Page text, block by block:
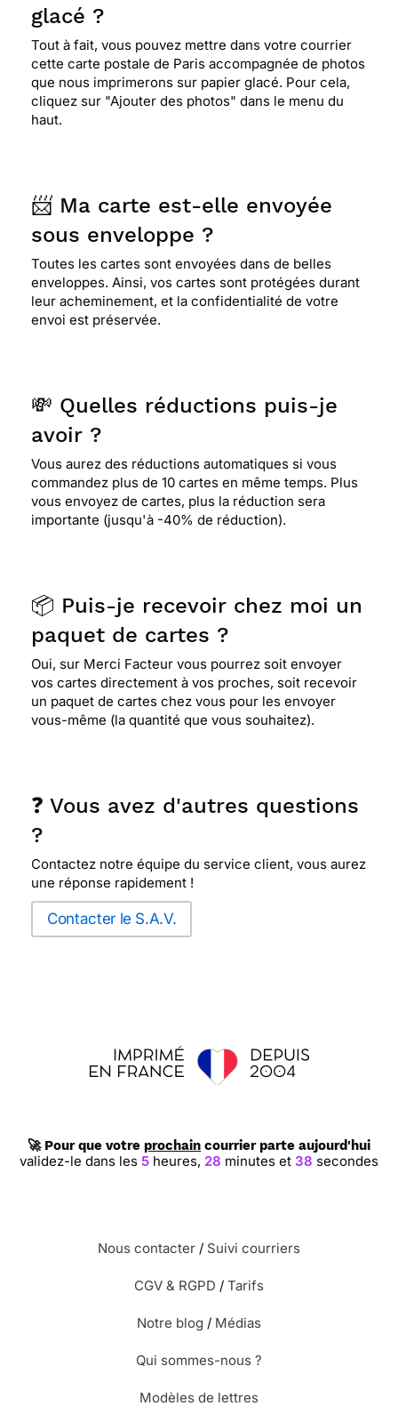
glacé ?
Tout à fait, vous pouvez mettre dans votre courrier
cette carte postale de Paris accompagnée de photos
que nous imprimerons sur papier glacé. Pour cela,
cliquez sur "Ajouter des photos" dans le menu du
haut.
📨 Ma carte est-elle envoyée
sous enveloppe ?
Toutes les cartes sont envoyées dans de belles
enveloppes. Ainsi, vos cartes sont protégées durant
leur acheminement, et la confidentialité de votre
envoi est préservée.
💸 Quelles réductions puis-je
avoir ?
Vous aurez des réductions automatiques si vous
commandez plus de 10 cartes en même temps. Plus
vous envoyez de cartes, plus la réduction sera
importante (jusqu'à -40% de réduction).
📦 Puis-je recevoir chez moi un
paquet de cartes ?
Oui, sur Merci Facteur vous pourrez soit envoyer
vos cartes directement à vos proches, soit recevoir
un paquet de cartes chez vous pour les envoyer
vous-même (la quantité que vous souhaitez).
❓ Vous avez d'autres questions
?
Contactez notre équipe du service client, vous aurez
une réponse rapidement !
Contacter le S.A.V.
🚀 Pour que votre prochain courrier parte aujourd'hui
validez-le dans les5 heures, 28 minutes et37 secondes
Nous contacter / Suivi courriers
CGV & RGPD / Tarifs
Notre blog / Médias
Qui sommes-nous ?
Modèles de lettres